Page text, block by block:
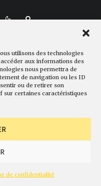
utilisons des technologies
aux informations des
nous permettra de
de navigation ou les ID
ou de retirer son
sur certaines caractéristiques
de confidentialité
Sites amis Contact
Faire un don